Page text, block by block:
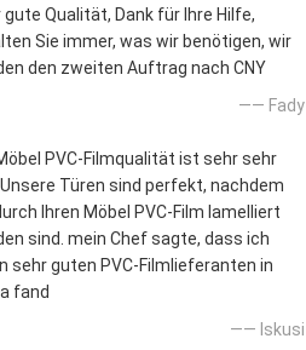
gute Qualität, Dank für Ihre Hilfe,
Sie immer, was wir benötigen, wir
den zweiten Auftrag nach CNY
—— Fady
PVC-Filmqualität ist sehr sehr
Türen sind perfekt, nachdem
Ihren Möbel PVC-Film lamelliert
sind. mein Chef sagte, dass ich
sehr guten PVC-Filmlieferanten in
fand
—— Iskusi